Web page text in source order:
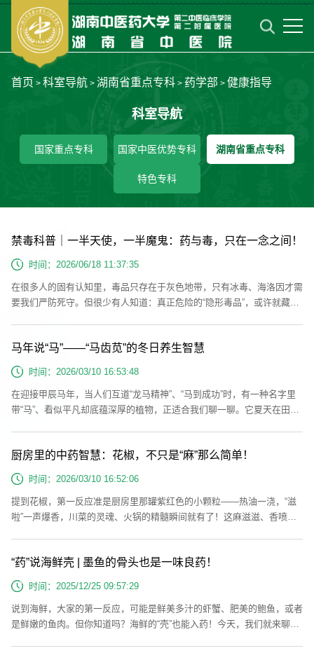
首页 > 科室导航> 湖南省重点专科> 药学部 > 健康指导
科室导航
国家重点专科 国家中医优势专科 湖南省重点专科
特色专科
禁毒科普｜一半天使，一半魔鬼：药与毒，只在一念之间！
时间：2026/06/18 11:37:35
在很多人的固有认知里，毒品只存在于灰色地带，只有冰毒、海洛因才需
要我们严防死守。但很少有人知道：真正危险的“隐形毒品”，或许就藏在
住时，是它让你重新获得片刻安宁。在医生的处方笺上，它是救死扶伤的
“天使”。然而，一旦脱离医疗用途、被滥用，它就会立刻变身为摧毁健
康、吞噬理...
马年说“马”——“马齿苋”的冬日养生智慧
时间：2026/03/10 16:53:48
在迎接甲辰马年，当人们互道“龙马精神”、“马到成功”时，有一种名字里
带“马”、看似平凡却底蕴深厚的植物，正适合我们聊一聊。它夏天在田间
人民共和国药典》记载其性寒，味酸，归肝、大肠经。具有清热解毒，凉
血止血，止痢的功效。临床常用于热毒血痢，痈肿疔疮，湿疹，丹毒，蛇
虫...
厨房里的中药智慧：花椒，不只是“麻”那么简单！
时间：2026/03/10 16:52:06
提到花椒，第一反应准是厨房里那罐紫红色的小颗粒——热油一浇，“滋
啦”一声爆香，川菜的灵魂、火锅的精髓瞬间就有了！这麻滋滋、香喷喷
份”：从皇家宠儿到厨房常客花椒的来头可不小，早在2500 多年前的西
周，它就已经是 “明星植物” 了。《诗经》里写 “椒聊之实，蕃衍盈升”，
古人见...
“药”说海鲜壳 | 墨鱼的骨头也是一味良药！
时间：2025/12/25 09:57:29
说到海鲜，大家的第一反应，可能是鲜美多汁的虾蟹、肥美的鲍鱼，或者
是鲜嫩的鱼肉。但你知道吗？海鲜的“壳”也能入药！今天，我们就来聊聊